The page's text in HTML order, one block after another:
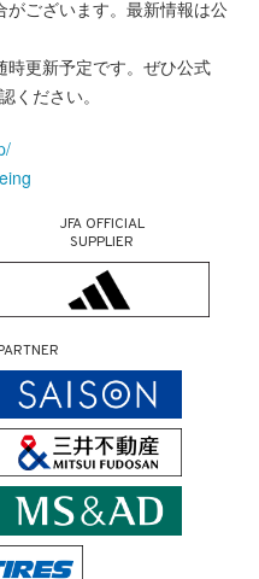
ございます。最新情報は公
更新予定です。ぜひ公式
ください。
JFA OFFICIAL
SUPPLIER